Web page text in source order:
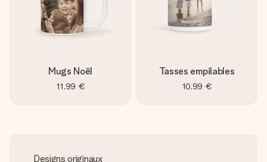
Mugs Noël
11,99 €
Tasses empilables
10,99 €
Designs originaux